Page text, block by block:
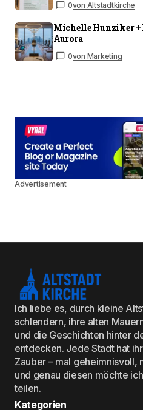
0von Altstadtkirche
Michelle Hunziker +
Aurora
0von Marketing
Advertisement
Ich liebe es, durch kleine
schlendern, ihre alten
und die Geschichten hinter
entdecken. Jede Stadt hat
Zauber – mal geheimnisvoll,
und genau diesen möchte
teilen.
Kategorien